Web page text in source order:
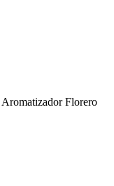
Aromatizador Florero